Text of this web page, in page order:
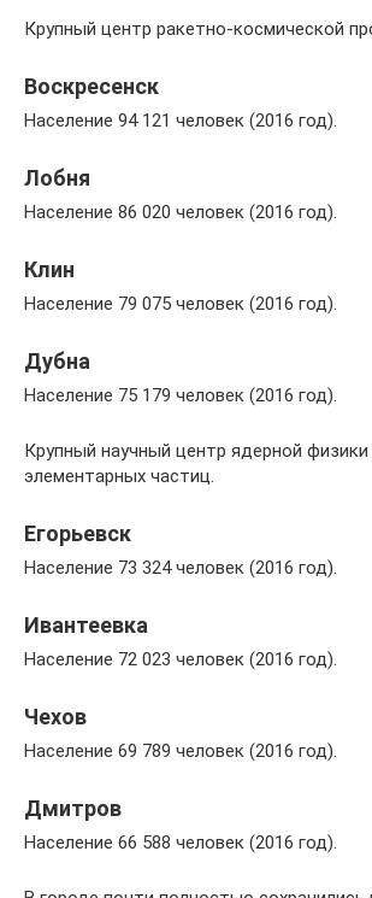
Крупный центр ракетно-космической
Воскресенск
Население 94 121 человек (2016 год).
Лобня
Население 86 020 человек (2016 год).
Клин
Население 79 075 человек (2016 год).
Дубна
Население 75 179 человек (2016 год).
Крупный научный центр ядерной
элементарных частиц.
Егорьевск
Население 73 324 человек (2016 год).
Ивантеевка
Население 72 023 человек (2016 год).
Чехов
Население 69 789 человек (2016 год).
Дмитров
Население 66 588 человек (2016 год).